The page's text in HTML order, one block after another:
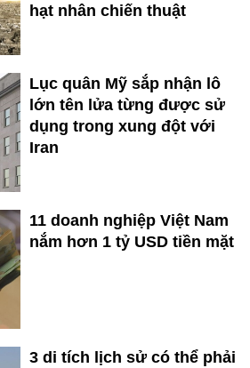
hạt nhân chiến thuật
Lục quân Mỹ sắp nhận lô
lớn tên lửa từng được sử
dụng trong xung đột với
Iran
11 doanh nghiệp Việt Nam
nắm hơn 1 tỷ USD tiền mặt
3 di tích lịch sử có thể phải